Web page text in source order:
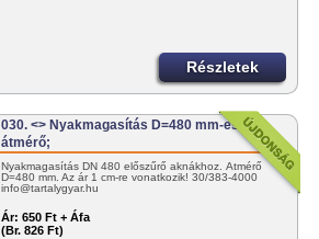
Részletek
030. <> Nyakmagasítás D=480 mm-es
átmérő;
Nyakmagasítás DN 480 előszűrő aknákhoz. Átmérő
D=480 mm. Az ár 1 cm-re vonatkozik! 30/383-4000
info@tartalygyar.hu
Ár: 650 Ft + Áfa
(Br. 826 Ft)